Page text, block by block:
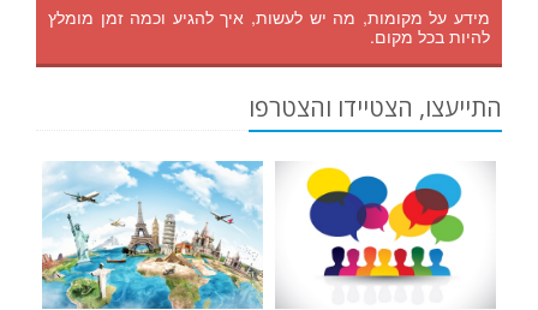
מידע על מקומות, מה יש לעשות, איך להגיע וכמה זמן מומלץ
להיות בכל מקום.
התייעצו, הצטיידו והצטרפו